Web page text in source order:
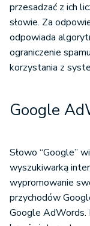
przesadzać z ich
słowie. Za
odpowiada
ograniczenie
korzystania z
Google
Słowo “Google”
wyszukiwarką
wypromowanie
przychodów
Google AdWords.